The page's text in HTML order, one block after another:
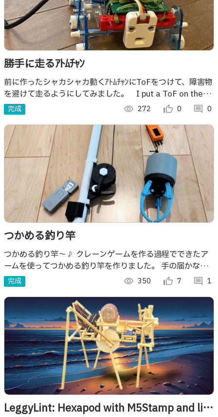
勝手に走るｱﾄﾑﾁｬﾝ
前に作ったシャカシャカ動くｱﾄﾑﾁｬﾝにToFをつけて、障害物
を避けて走るようにしてみました。 I put a ToF on the
shakashaka moving Atomchan I made
完成 visibility 272 thumb_up_alt 0 comment 0
つかめる釣り竿
つかめる釣り竿～♪ クレーンゲームを作る過程でできたア
ームを使ってつかめる釣り竿を作りました。 手の届かない
場所に落とし物をしたときなどに活躍します！
完成 visibility 350 thumb_up_alt 7 comment 1
LeggyLint: Hexapod with M5Stamp and lint